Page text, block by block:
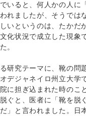
いると、何人かの人に
れましたが、そうでは
いというのは、たかだ
化状況で成立した現象
。
研究テーマに、靴の問
デジャネイロ州立大学
に担ぎ込まれた時のこ
ぐと、医者に「靴を脱
」と言われました。日